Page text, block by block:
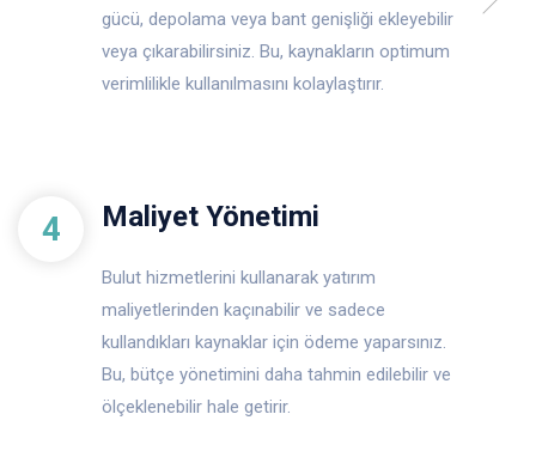
gücü, depolama veya bant genişliği ekleyebilir
veya çıkarabilirsiniz. Bu, kaynakların optimum
verimlilikle kullanılmasını kolaylaştırır.
4 Maliyet Yönetimi
Bulut hizmetlerini kullanarak yatırım
maliyetlerinden kaçınabilir ve sadece
kullandıkları kaynaklar için ödeme yaparsınız.
Bu, bütçe yönetimini daha tahmin edilebilir ve
ölçeklenebilir hale getirir.